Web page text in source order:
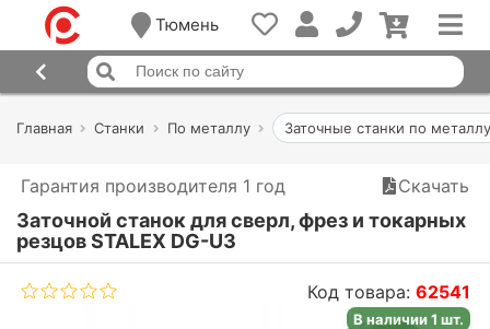
Тюмень
Главная Станки По металлу Заточные станки по
Гарантия производителя 1 год Скачать
Заточной станок для сверл, фрез и токарных
резцов STALEX DG-U3
Код товара:62541
В наличии 1 шт.